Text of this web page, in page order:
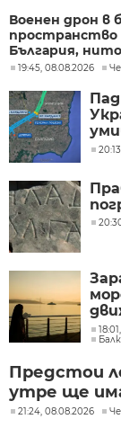
Военен дрон в
пространство
България,
19:45, 08.08.2026
Предстои
утре ще
21:24, 08.08.2026